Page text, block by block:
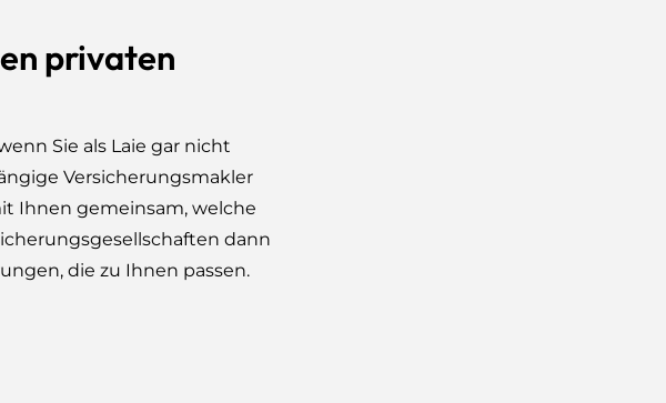
privaten
Sie als Laie gar nicht
Versicherungsmakler
Ihnen gemeinsam, welche
dann
die zu Ihnen passen.